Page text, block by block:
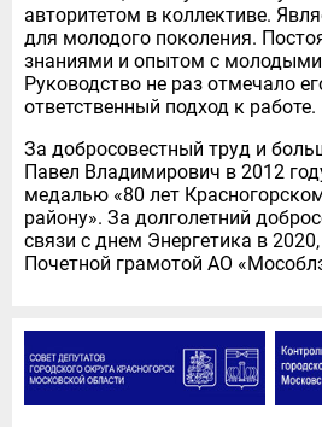
авторитетом в коллективе.
для молодого поколения.
знаниями и опытом с
Руководство не раз отмечало
ответственный подход к работе.
За добросовестный труд и
Павел Владимирович в 2012
медалью «80 лет
району». За долголетний
связи с днем Энергетика в
Почетной грамотой АО